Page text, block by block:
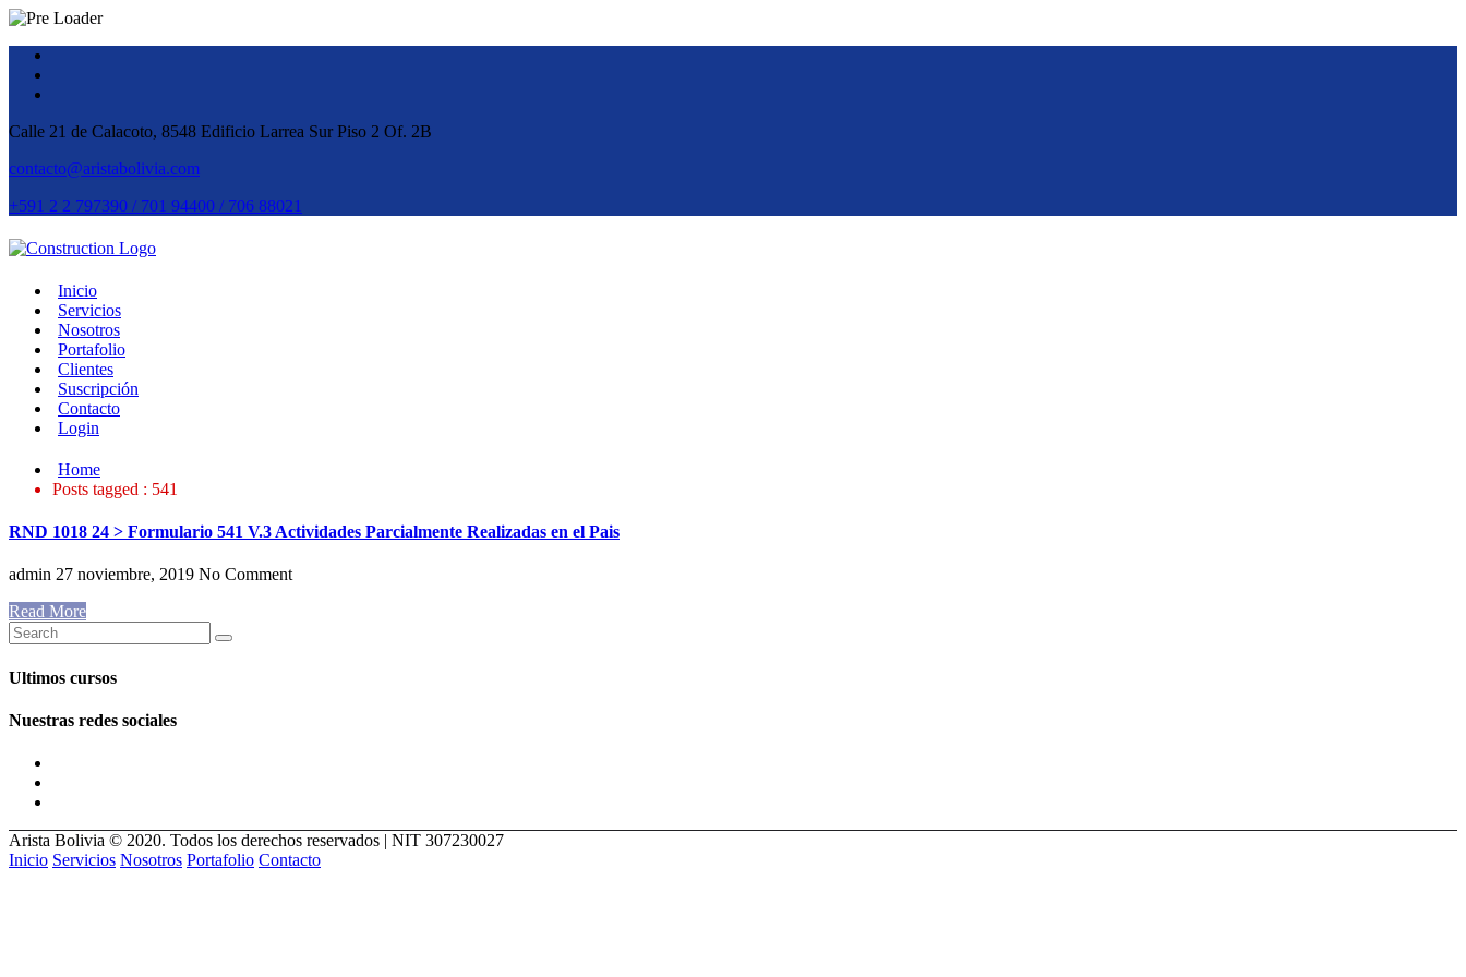
Calle 21 de Calacoto, 8548 Edificio Larrea Sur Piso 2 Of. 2B
contacto@aristabolivia.com
+591 2 2 797390 / 701 94400 / 706 88021
Inicio
Servicios
Nosotros
Portafolio
Clientes
Suscripción
Contacto
Login
Home
Posts tagged : 541
RND 1018 24 > Formulario 541 V.3 Actividades Parcialmente Realizadas en el Pais
admin 27 noviembre, 2019 No Comment
Read More
Ultimos cursos
Nuestras redes sociales
Arista Bolivia © 2020. Todos los derechos reservados | NIT 307230027
Inicio Servicios Nosotros Portafolio Contacto